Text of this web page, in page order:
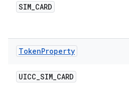
SIM_CARD
TokenProperty
UICC_SIM_CARD